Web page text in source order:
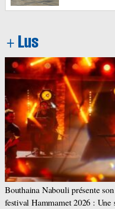
Bouthaina Nabouli présente
festival Hammamet 2026 : Une